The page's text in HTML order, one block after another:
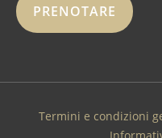
PRENOTARE
Termini e condizioni